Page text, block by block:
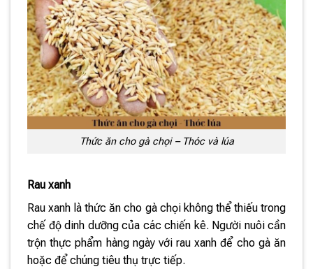
Thức ăn cho gà chọi – Thóc và lúa
Rau xanh
Rau xanh là thức ăn cho gà chọi không thể thiếu trong
chế độ dinh dưỡng của các chiến kê. Người nuôi cần
trộn thực phẩm hàng ngày với rau xanh để cho gà ăn
hoặc để chúng tiêu thụ trực tiếp.